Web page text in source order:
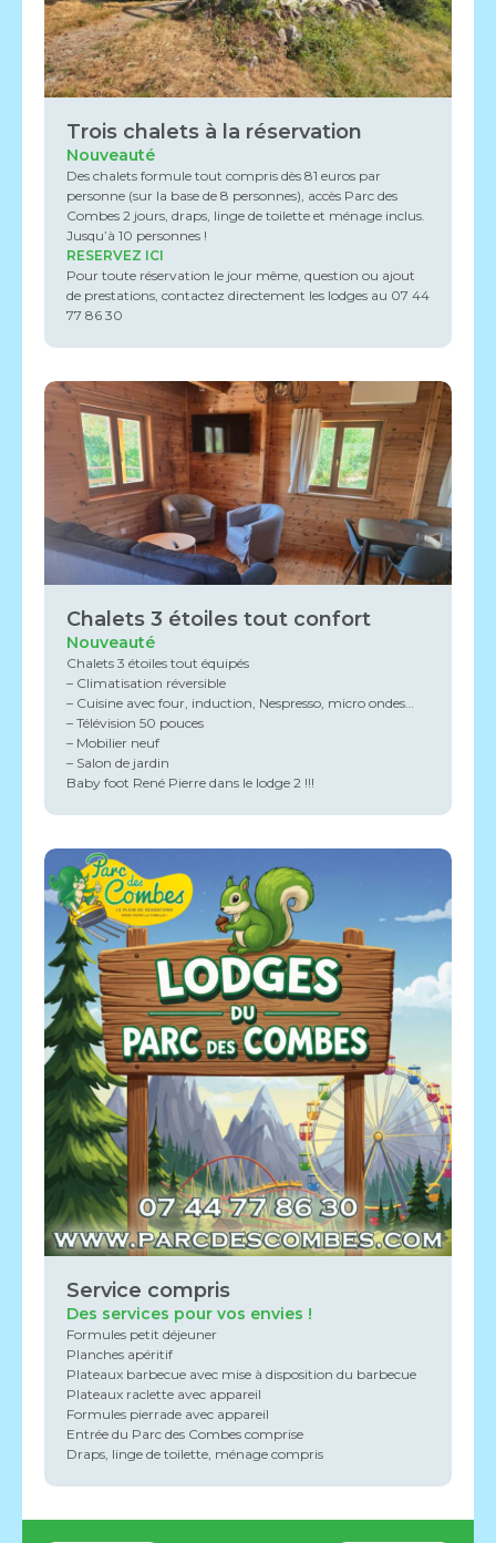
Trois chalets à la réservation
Nouveauté
Des chalets formule tout compris dès 81 euros par
personne (sur la base de 8 personnes), accès Parc des
Combes 2 jours, draps, linge de toilette et ménage inclus.
Jusqu’à 10 personnes !
RESERVEZ ICI
Pour toute réservation le jour même, question ou ajout
de prestations, contactez directement les lodges au 07 44
77 86 30
Chalets 3 étoiles tout confort
Nouveauté
Chalets 3 étoiles tout équipés
– Climatisation réversible
– Cuisine avec four, induction, Nespresso, micro ondes…
– Télévision 50 pouces
– Mobilier neuf
– Salon de jardin
Baby foot René Pierre dans le lodge 2 !!!
Service compris
Des services pour vos envies !
Formules petit déjeuner
Planches apéritif
Plateaux barbecue avec mise à disposition du barbecue
Plateaux raclette avec appareil
Formules pierrade avec appareil
Entrée du Parc des Combes comprise
Draps, linge de toilette, ménage compris